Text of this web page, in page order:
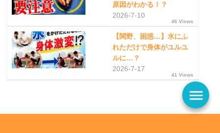
原因がわかる！？
2026-7-10
46 Views
【関野、困惑…】水にふ
れただけで身体がユルユ
ルに…？
2026-7-17
41 Views
menu